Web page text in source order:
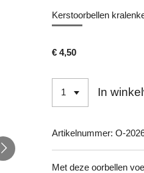
Kerstoorbellen
€ 4,50
In
Artikelnummer: O-
Met deze oorbellen